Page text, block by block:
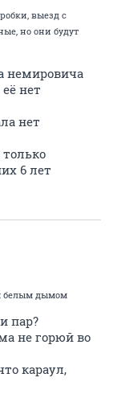
выезд с
но они будут
немировича
нет
нет
6 лет
белым дымом
пар?
не горюй во
караул,